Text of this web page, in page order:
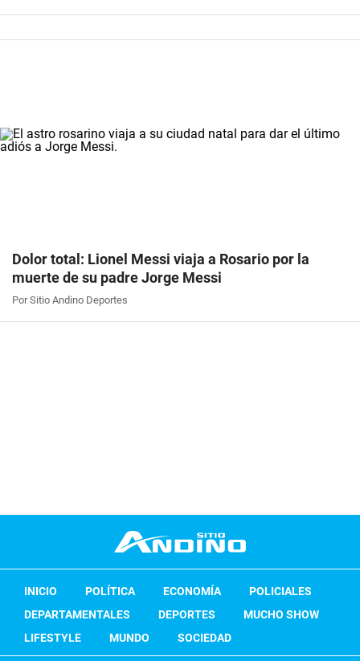
Dolor total: Lionel Messi viaja a Rosario por la
muerte de su padre Jorge Messi
Por Sitio Andino Deportes
INICIO POLÍTICA ECONOMÍA
POLICIALES
DEPARTAMENTALES
DEPORTES
MUCHO SHOW
LIFESTYLE
MUNDO SOCIEDAD